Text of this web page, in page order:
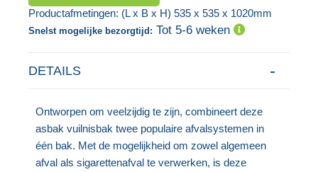
Productafmetingen: (L x B x H) 535 x 535 x 1020mm
Snelst mogelijke bezorgtijd: Tot 5-6 weken
DETAILS
Ontworpen om veelzijdig te zijn, combineert deze
asbak vuilnisbak twee populaire afvalsystemen in
één bak. Met de mogelijkheid om zowel algemeen
afval als sigarettenafval te verwerken, is deze